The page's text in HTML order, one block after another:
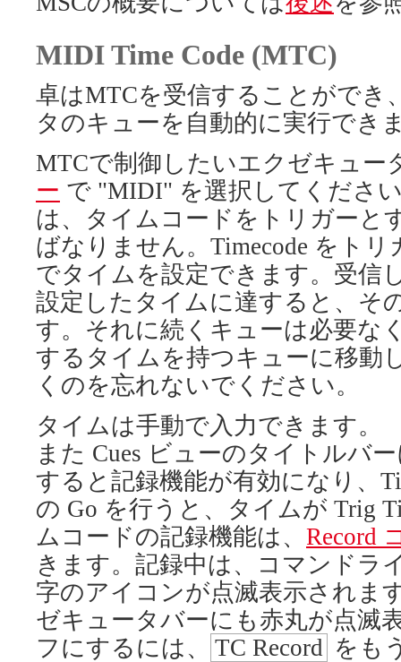
MIDI Time Code (MTC)
卓はMTCを受信することができ
タのキューを自動的に実行でき
MTCで制御したいエクゼキュー
ー で "MIDI" を選択してくださ
は、タイムコードをトリガーと
ばなりません。Timecode をト
でタイムを設定できます。受信
設定したタイムに達すると、そ
す。それに続くキューは必要な
するタイムを持つキューに移動
くのを忘れないでください。
タイムは手動で入力できます。
また Cues ビューのタイトルバ
すると記録機能が有効になり、
の Go を行うと、タイムが Trig
ムコードの記録機能は、 Record
きます。記録中は、コマンドラ
字のアイコンが点滅表示されま
ゼキュータバーにも赤丸が点滅
フにするには、
TC Record をも